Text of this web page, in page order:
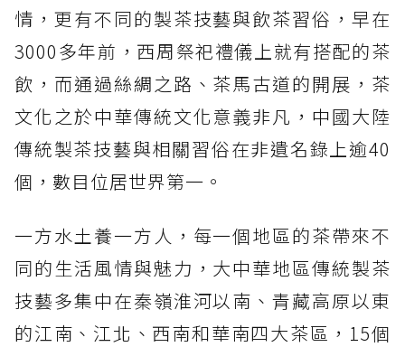
情，更有不同的製茶技藝與飲茶習俗，早在
3000多年前，西周祭祀禮儀上就有搭配的茶
飲，而通過絲綢之路、茶馬古道的開展，茶
文化之於中華傳統文化意義非凡，中國大陸
傳統製茶技藝與相關習俗在非遺名錄上逾40
個，數目位居世界第一。
一方水土養一方人，每一個地區的茶帶來不
同的生活風情與魅力，大中華地區傳統製茶
技藝多集中在秦嶺淮河以南、青藏高原以東
的江南、江北、西南和華南四大茶區，15個